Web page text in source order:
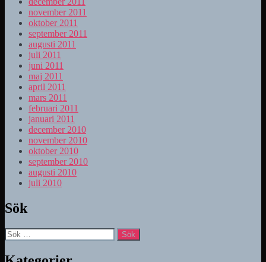
november 2011
oktober 2011
september 2011
augusti 2011
juli 2011
juni 2011
maj 2011
april 2011
mars 2011
februari 2011
januari 2011
december 2010
november 2010
oktober 2010
september 2010
augusti 2010
juli 2010
Sök
Sök
efter: